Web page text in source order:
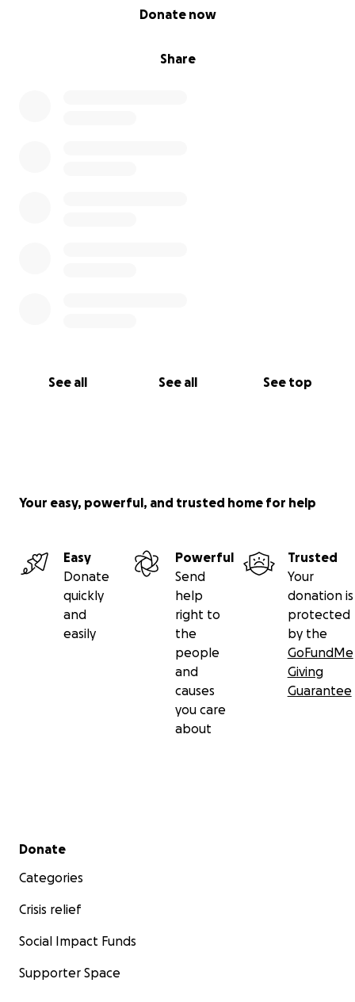
Share
Donate now
See all See all See top
Your easy, powerful, and trusted home for help
Easy
Donate
quickly
and
easily
Powerful
Send
help
right to
the
people
and
causes
you care
about
Trusted
Your
donation is
protected
by the
GoFundMe
Giving
Guarantee
Secondary menu
Donate
Categories
Crisis relief
Social Impact Funds
Supporter Space